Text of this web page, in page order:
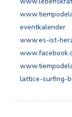
eventkalender
www.es-ist-
lattice-surfing-